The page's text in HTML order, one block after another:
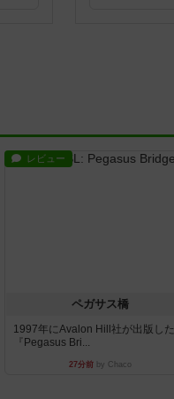
レビュー
ペガサス橋
1997年にAvalon Hill社が出版した
『Pegasus Bri...
27分前by Chaco